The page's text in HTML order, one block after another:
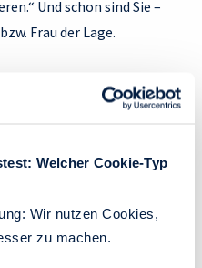
Welcher Cookie-Typ
Wir nutzen Cookies,
zu machen.
Und schon sind Sie –
Frau der Lage.
nicht im Erstkontakt
in Ordnung.
nicht, dass man alles
die generell tabu sind,